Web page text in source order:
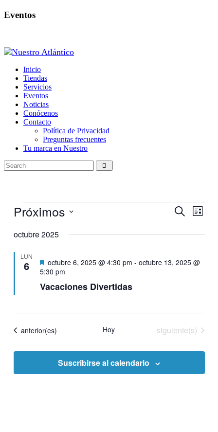
Eventos
Inicio
Tiendas
Servicios
Eventos
Noticias
Conócenos
Contacto
Política de Privacidad
Preguntas frecuentes
Tu marca en Nuestro
Eventos
búsqueda
vistas
BuscarLista
Próximos
la
octubre 2025
LUN
6
Vacaciones Divertidas
Destacado
octubre 6, 2025 @ 4:30 pm - octubre 13, 2025 @
5:30 pm
Eventos
anterior(es) Hoy Eventos
siguiente(s)
Suscribirse al calendario